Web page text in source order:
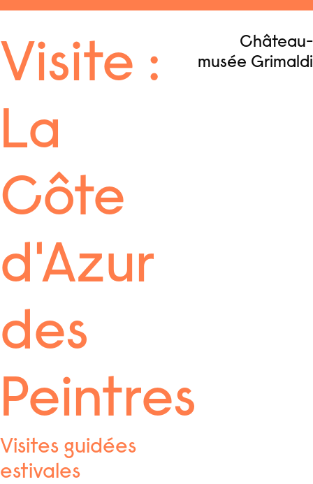
contenu
Visite :
La
Côte
d'Azur
des
Peintres
Visites guidées
estivales
Château-
musée Grimaldi